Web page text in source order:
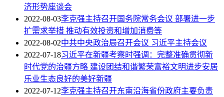
济形势座谈会
2022-08-03李克强主持召开国务院常务会议 部署进一步
扩需求举措 推动有效投资和增加消费等
2022-08-02中共中央政治局召开会议 习近平主持会议
2022-07-18习近平在新疆考察时强调：完整准确贯彻新
时代党的治疆方略 建设团结和谐繁荣富裕文明进步安居
乐业生态良好的美好新疆
2022-07-12李克强主持召开东南沿海省份政府主要负责